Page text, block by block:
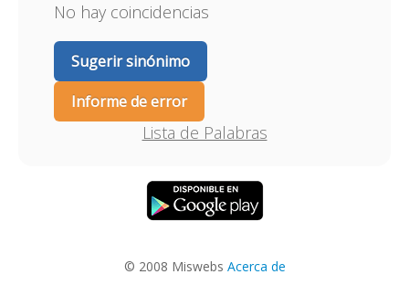
No hay coincidencias
Sugerir sinónimo
Informe de error
Lista de Palabras
© 2008 Miswebs Acerca de